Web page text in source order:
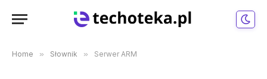
Home » Słownik » Serwer ARM